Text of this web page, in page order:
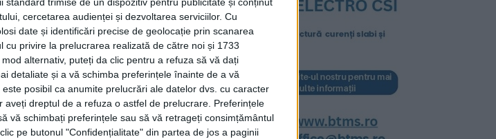
trimise de un dispozitiv pentru publicitate și conținut
cercetarea audienței și dezvoltarea serviciilor. Cu
date și identificări precise de geolocație prin scanarea
privire la prelucrarea realizată de către noi și 1733
alternativ, puteți da clic pentru a refuza să vă dați
detaliate și a vă schimba preferințele înainte de a vă
posibil ca anumite prelucrări ale datelor dvs. cu caracter
dreptul de a refuza o astfel de prelucrare. Preferințele
vă schimbați preferințele sau să vă retrageți consimțământul
pe butonul "Confidențialitate" din partea de jos a paginii